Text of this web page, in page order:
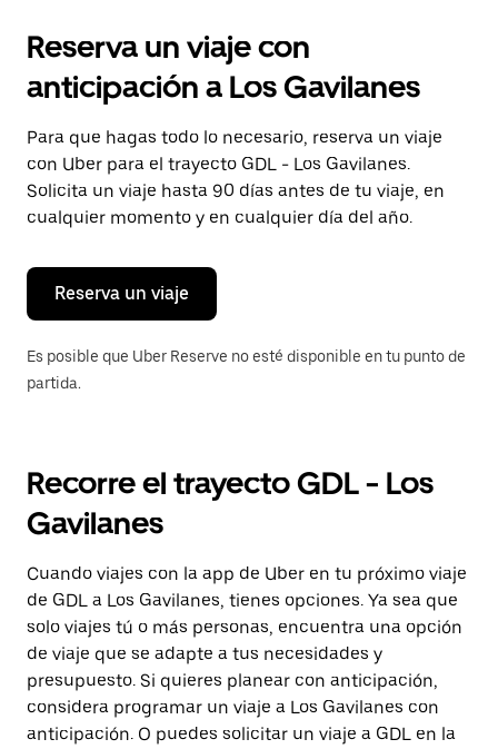
el
y
selecciona
una
fecha.
Presiona
la
tecla Esc
para
el
calendario.
Reserva un viaje con
anticipación a Los Gavilanes
Para que hagas todo lo necesario, reserva un viaje
con Uber para el trayecto GDL - Los Gavilanes.
Solicita un viaje hasta 90 días antes de tu viaje, en
cualquier momento y en cualquier día del año.
Reserva un viaje
Es posible que Uber Reserve no esté disponible en tu punto de
partida.
Recorre el trayecto GDL - Los
Gavilanes
Cuando viajes con la app de Uber en tu próximo viaje
de GDL a Los Gavilanes, tienes opciones. Ya sea que
solo viajes tú o más personas, encuentra una opción
de viaje que se adapte a tus necesidades y
presupuesto. Si quieres planear con anticipación,
considera programar un viaje a Los Gavilanes con
anticipación. O puedes solicitar un viaje a GDL en la